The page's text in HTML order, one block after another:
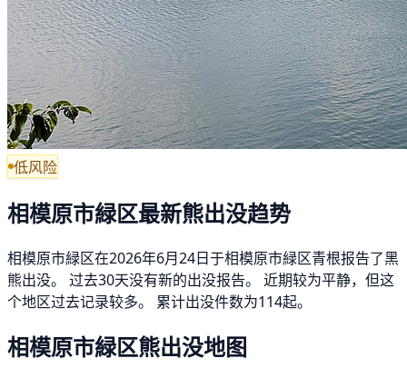
低风险
相模原市緑区最新熊出没趋势
相模原市緑区在2026年6月24日于相模原市緑区青根报告了黑
熊出没。 过去30天没有新的出没报告。 近期较为平静，但这
个地区过去记录较多。 累计出没件数为114起。
相模原市緑区熊出没地图